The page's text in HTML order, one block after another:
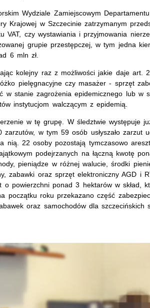
Wydziale Zamiejscowym
Krajowej w Szczecinie zatrzymanym
VAT, czy wystawiania i przyjmowania
grupie przestępczej, w tym jedna
6 mln zł.
kolejny raz z możliwości jakie daje art.
pielęgnacyjne czy masażer - sprzęt
w stanie zagrożenia epidemicznego lub w
instytucjom walczącym z epidemią.
w tę grupę. W śledztwie występuje
zarzutów, w tym 59 osób usłyszało zarzut
nią. 22 osoby pozostają tymczasowo
podejrzanych na łączną kwotę
pieniądze w różnej walucie, środki
zabawki oraz sprzęt elektroniczny AGD i
o powierzchni ponad 3 hektarów w skład,
początku roku przekazano część
oraz samochodów dla